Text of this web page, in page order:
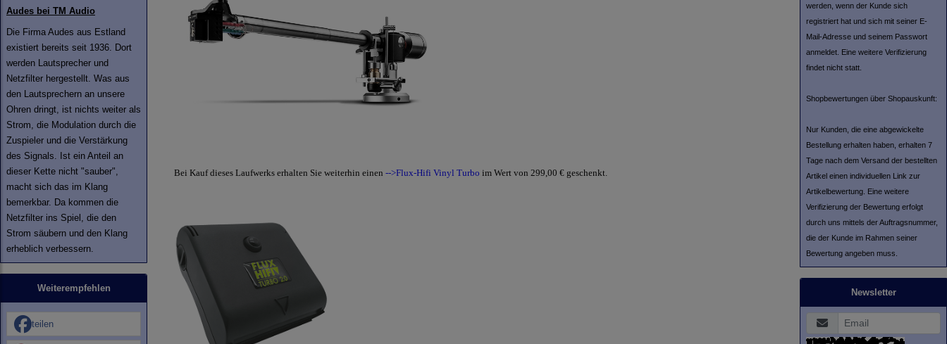
Audes bei TM Audio
Die Firma Audes aus Estland
existiert bereits seit 1936. Dort
werden Lautsprecher und
Netzfilter hergestellt. Was aus
den Lautsprechern an unsere
Ohren dringt, ist nichts weiter als
Strom, die Modulation durch die
Zuspieler und die Verstärkung
des Signals. Ist ein Anteil an
dieser Kette nicht "sauber",
macht sich das im Klang
bemerkbar. Da kommen die
Netzfilter ins Spiel, die den
Strom säubern und den Klang
erheblich verbessern.
Weiterempfehlen
teilen
Bei Kauf dieses Laufwerks erhalten Sie weiterhin einen -->Flux-Hifi Vinyl Turbo im Wert von 299,00 € geschenkt.
werden, wenn der Kunde sich
registriert hat und sich mit seiner E-
Mail-Adresse und seinem Passwort
anmeldet. Eine weitere Verifizierung
findet nicht statt.
Shopbewertungen über Shopauskunft:
Nur Kunden, die eine abgewickelte
Bestellung erhalten haben, erhalten 7
Tage nach dem Versand der bestellten
Artikel einen individuellen Link zur
Artikelbewertung. Eine weitere
Verifizierung der Bewertung erfolgt
durch uns mittels der Auftragsnummer,
die der Kunde im Rahmen seiner
Bewertung angeben muss.
Newsletter